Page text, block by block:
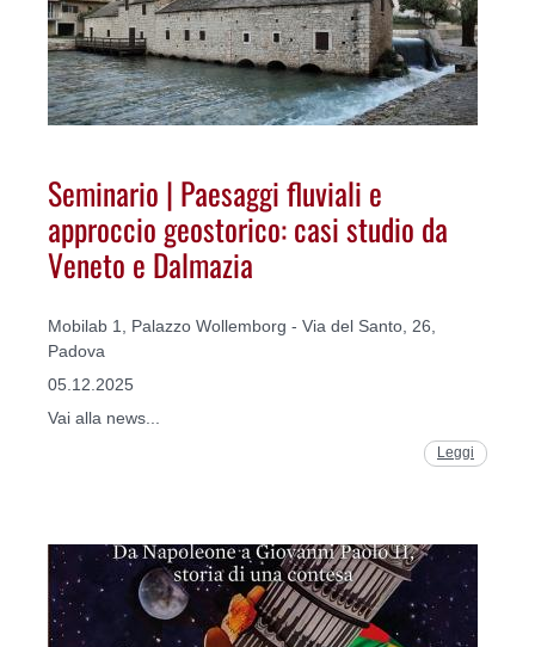
Seminario | Paesaggi fluviali e
approccio geostorico: casi studio da
Veneto e Dalmazia
Mobilab 1, Palazzo Wollemborg - Via del Santo, 26,
Padova
05.12.2025
Vai alla news...
Leggi